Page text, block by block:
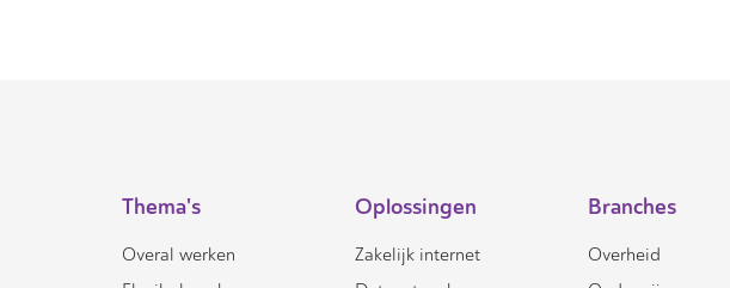
Thema's
Overal werken
Oplossingen
Zakelijk internet
Branches
Overheid